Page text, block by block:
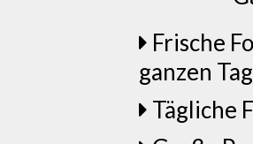
Frische
ganzen
Tägliche